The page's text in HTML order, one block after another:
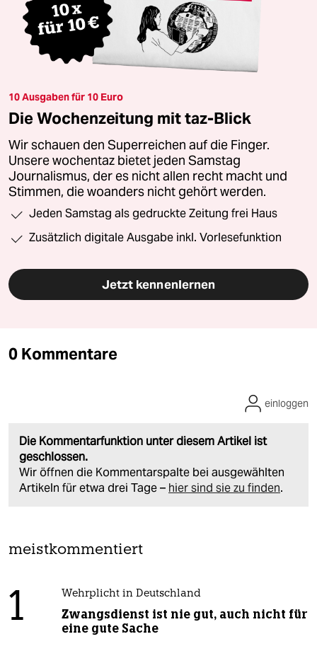
10 Ausgaben für 10 Euro
Die Wochenzeitung mit taz-Blick
Wir schauen den Superreichen auf die Finger.
Unsere wochentaz bietet jeden Samstag
Journalismus, der es nicht allen recht macht und
Stimmen, die woanders nicht gehört werden.
Jeden Samstag als gedruckte Zeitung frei Haus
Zusätzlich digitale Ausgabe inkl. Vorlesefunktion
Jetzt kennenlernen
0 Kommentare
Die Kommentarfunktion unter diesem Artikel ist
geschlossen.
Wir öffnen die Kommentarspalte bei ausgewählten
Artikeln für etwa drei Tage – hier sind sie zu finden.
einloggen
meistkommentiert
1 Wehrplicht in Deutschland
Zwangsdienst ist nie gut, auch nicht für
eine gute Sache